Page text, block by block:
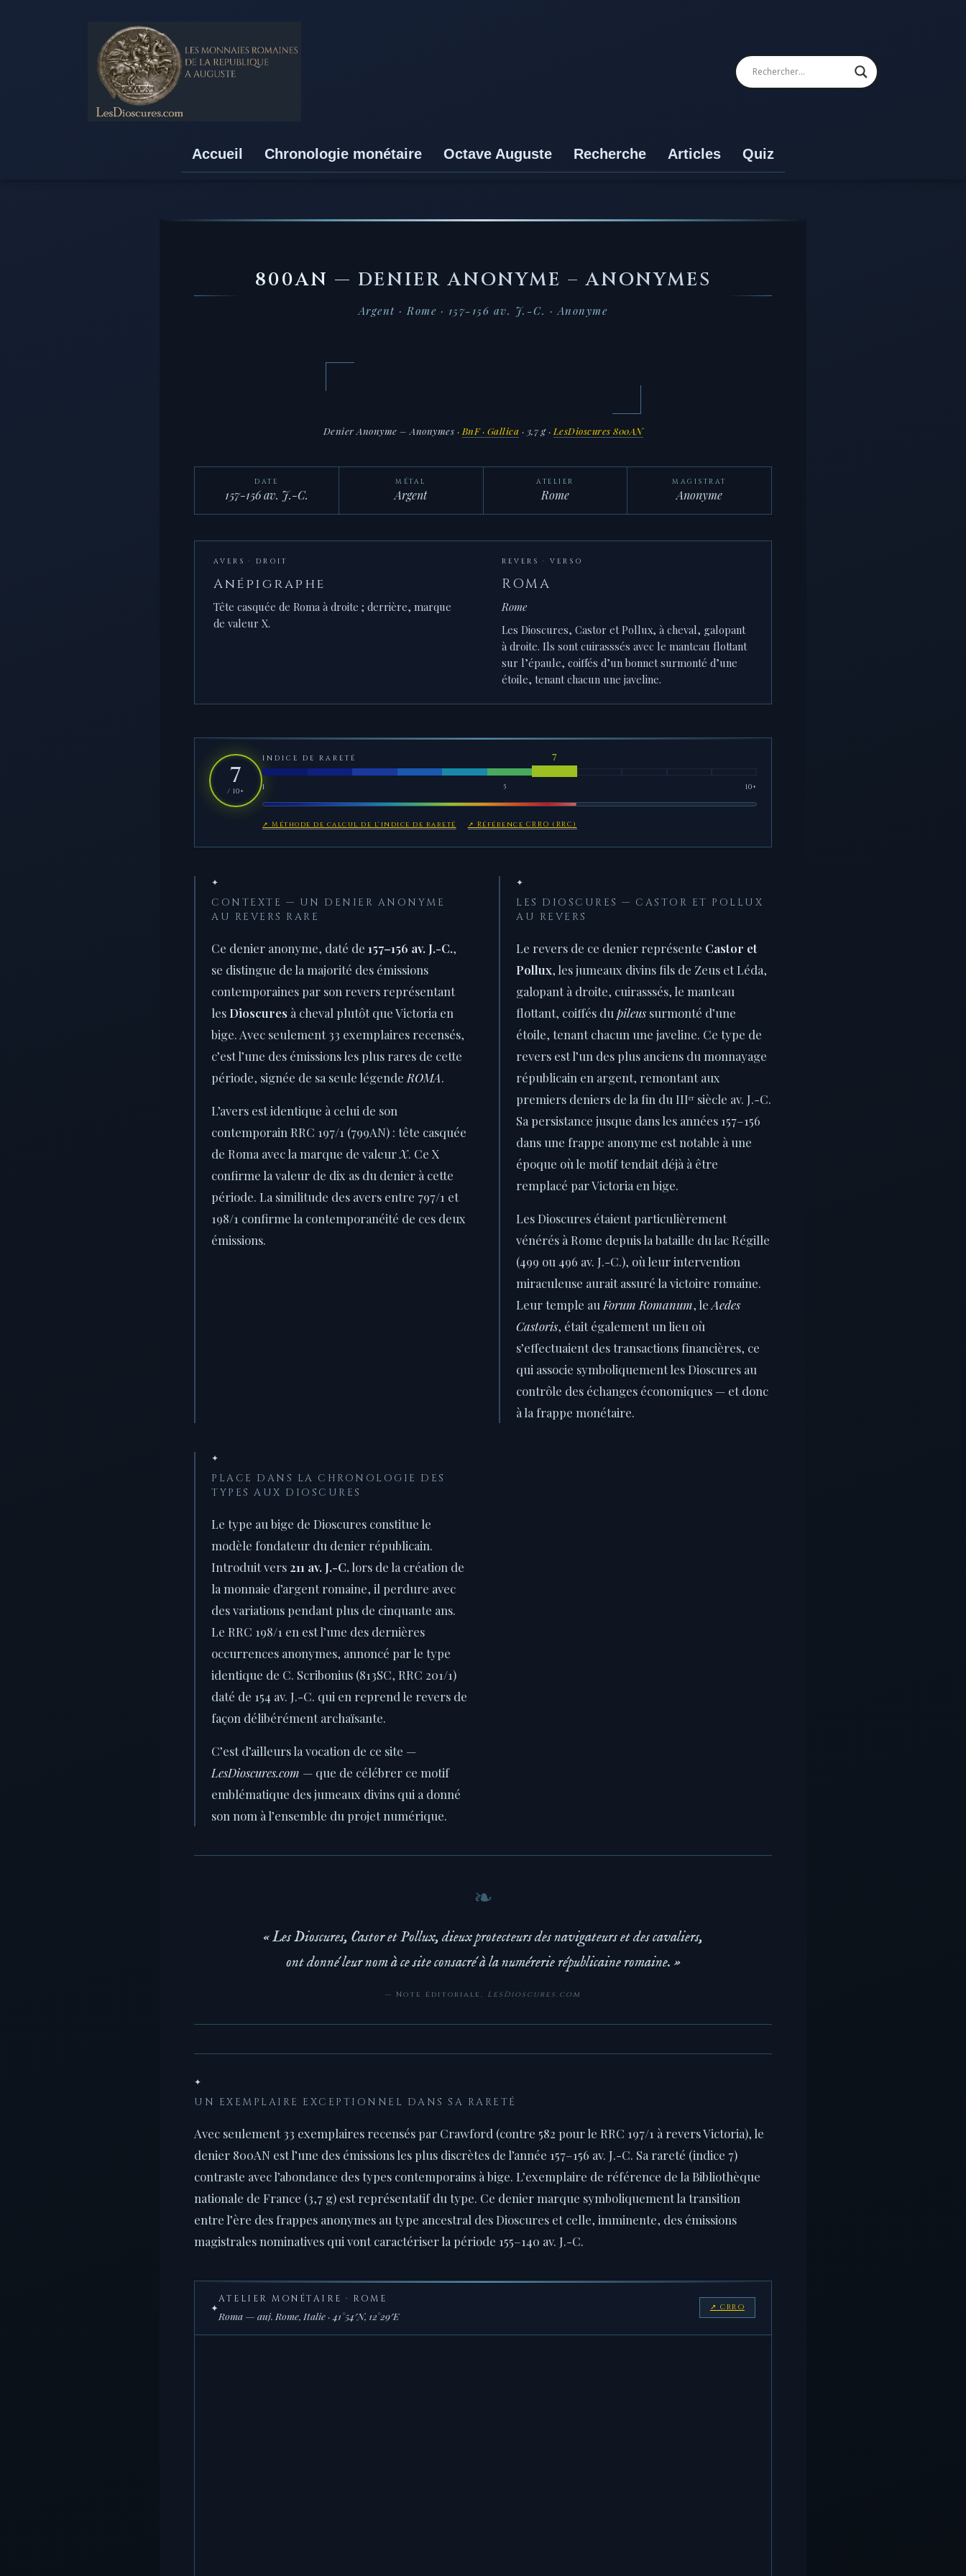
Accueil Chronologie monétaire Octave Auguste Recherche Articles Quiz
800AN — DENIER ANONYME – ANONYMES
Argent · Rome · 157-156 av. J.-C. · Anonyme
Denier Anonyme – Anonymes · BnF · Gallica · 3,7 g · LesDioscures 800AN
DATE
157-156 av. J.-C.
MÉTAL
Argent
ATELIER
Rome
MAGISTRAT
Anonyme
AVERS · DROIT
Anépigraphe
Tête casquée de Roma à droite ; derrière, marque
de valeur X.
REVERS · VERSO
ROMA
Rome
Les Dioscures, Castor et Pollux, à cheval, galopant
à droite. Ils sont cuirasssés avec le manteau flottant
sur l’épaule, coiffés d’un bonnet surmonté d’une
étoile, tenant chacun une javeline.
7
/ 10+
INDICE DE RARETÉ
1 5 10+
↗ Méthode de calcul de l'indice de rareté ↗ Référence CRRO (RRC)
✦
CONTEXTE — UN DENIER ANONYME
AU REVERS RARE
Ce denier anonyme, daté de 157–156 av. J.-C.,
se distingue de la majorité des émissions
contemporaines par son revers représentant
les Dioscures à cheval plutôt que Victoria en
bige. Avec seulement 33 exemplaires recensés,
c’est l’une des émissions les plus rares de cette
période, signée de sa seule légende ROMA.
L’avers est identique à celui de son
contemporain RRC 197/1 (799AN) : tête casquée
de Roma avec la marque de valeurX. Ce X
confirme la valeur de dix as du denier à cette
période. La similitude des avers entre 797/1 et
198/1 confirme la contemporanéité de ces deux
émissions.
✦
LES DIOSCURES — CASTOR ET POLLUX
AU REVERS
Le revers de ce denier représente Castor et
Pollux, les jumeaux divins fils de Zeus et Léda,
galopant à droite, cuirasssés, le manteau
flottant, coiffés du pileus surmonté d’une
étoile, tenant chacun une javeline. Ce type de
revers est l’un des plus anciens du monnayage
républicain en argent, remontant aux
premiers deniers de la fin du IIIᵉʳ siècle av. J.-C.
Sa persistance jusque dans les années 157–156
dans une frappe anonyme est notable à une
époque où le motif tendait déjà à être
remplacé par Victoria en bige.
Les Dioscures étaient particulièrement
vénérés à Rome depuis la bataille du lac Régille
(499 ou 496 av. J.-C.), où leur intervention
miraculeuse aurait assuré la victoire romaine.
Leur temple au Forum Romanum, le Aedes
Castoris, était également un lieu où
s’effectuaient des transactions financières, ce
qui associe symboliquement les Dioscures au
contrôle des échanges économiques — et donc
à la frappe monétaire.
✦
PLACE DANS LA CHRONOLOGIE DES
TYPES AUX DIOSCURES
Le type au bige de Dioscures constitue le
modèle fondateur du denier républicain.
Introduit vers 211 av. J.-C.lors de la création de
la monnaie d’argent romaine, il perdure avec
des variations pendant plus de cinquante ans.
Le RRC 198/1 en est l’une des dernières
occurrences anonymes, annoncé par le type
identique de C. Scribonius (813SC, RRC 201/1)
daté de 154 av. J.-C. qui en reprend le revers de
façon délibérément archaïsante.
C’est d’ailleurs la vocation de ce site —
LesDioscures.com — que de célébrer ce motif
emblématique des jumeaux divins qui a donné
son nom à l’ensemble du projet numérique.
« Les Dioscures, Castor et Pollux, dieux protecteurs des navigateurs et des cavaliers,
ont donné leur nom à ce site consacré à la numérerie républicaine romaine. »
— Note éditoriale, LesDioscures.com
✦
UN EXEMPLAIRE EXCEPTIONNEL DANS SA RARETÉ
Avec seulement 33 exemplaires recensés par Crawford (contre 582 pour le RRC 197/1 à revers Victoria), le
denier 800AN est l’une des émissions les plus discrètes de l’année 157–156 av. J.-C. Sa rareté (indice 7)
contraste avec l’abondance des types contemporains à bige. L’exemplaire de référence de la Bibliothèque
nationale de France (3,7 g) est représentatif du type. Ce denier marque symboliquement la transition
entre l’ère des frappes anonymes au type ancestral des Dioscures et celle, imminente, des émissions
magistrales nominatives qui vont caractériser la période 155–140 av. J.-C.
✦
ATELIER MONÉTAIRE · ROME
Roma — auj. Rome, Italie · 41°54′N, 12°29′E
↗ CRRO